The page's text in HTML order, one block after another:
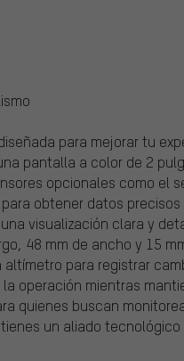
para mejorar tu
pantalla a color de 2
opcionales como el
obtener datos
visualización clara y
48 mm de ancho y 15
para registrar
operación mientras
quienes buscan
un aliado